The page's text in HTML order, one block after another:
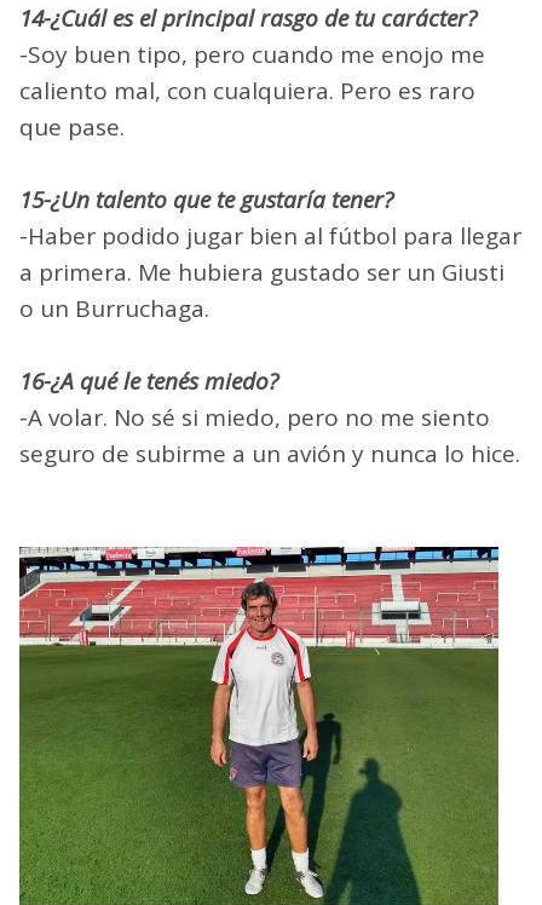
14-¿Cuál es el principal rasgo de tu carácter?
-Soy buen tipo, pero cuando me enojo me
caliento mal, con cualquiera. Pero es raro
que pase.
15-¿Un talento que te gustaría tener?
-Haber podido jugar bien al fútbol para llegar
a primera. Me hubiera gustado ser un Giusti
o un Burruchaga.
16-¿A qué le tenés miedo?
-A volar. No sé si miedo, pero no me siento
seguro de subirme a un avión y nunca lo hice.